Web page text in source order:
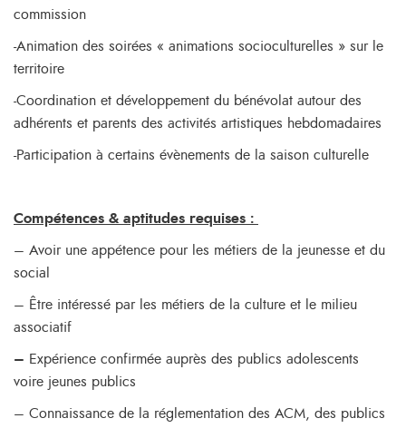
commission
-Animation des soirées « animations socioculturelles » sur le
territoire
-Coordination et développement du bénévolat autour des
adhérents et parents des activités artistiques hebdomadaires
-Participation à certains évènements de la saison culturelle
Compétences & aptitudes requises :
– Avoir une appétence pour les métiers de la jeunesse et du
social
– Être intéressé par les métiers de la culture et le milieu
associatif
– Expérience confirmée auprès des publics adolescents
voire jeunes publics
– Connaissance de la réglementation des ACM, des publics